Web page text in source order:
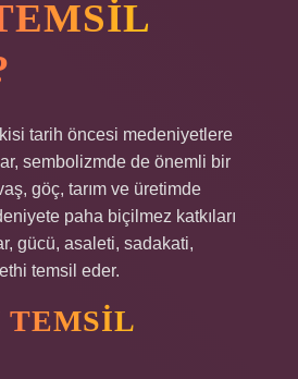
tarih öncesi medeniyetlere
sembolizmde de önemli bir
göç, tarım ve üretimde
paha biçilmez katkıları
gücü, asaleti, sadakati,
temsil eder.
TEMSIL